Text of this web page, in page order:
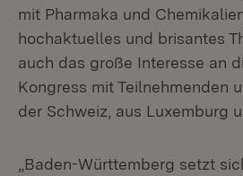
mit Pharmaka und
hochaktuelles und brisantes
auch das große Interesse an
Kongress mit Teilnehmenden
der Schweiz, aus Luxemburg
„Baden-Württemberg setzt